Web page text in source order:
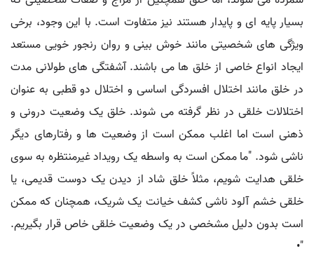
بسیار پایه ای و پایدار هستند نیز متفاوت است. با این وجود، برخی
ویژگی های شخصیتی مانند خوش بینی و روان رنجور خویی مستعد
ایجاد انواع خاصی از خلق ها می باشند. آشفتگی های طولانی مدت
در خلق مانند اختلال افسردگی اساسی و اختلال دو قطبی به عنوان
اختلالات خلقی در نظر گرفته می شوند. خلق یک وضعیت درونی و
ذهنی است اما اغلب ممکن است از وضعیت ها و رفتارهای دیگر
ناشی شود. "ما ممکن است به واسطه یک رویداد غیرمنتظره به سوی
خلقی هدایت شویم، مثلاً خلق شاد از دیدن یک دوست قدیمی، یا
خلقی خشم آلود ناشی کشف خیانت یک شریک، همچنان که ممکن
است بدون دلیل مشخصی در یک وضعیت خلقی خاص قرار بگیریم.
"•